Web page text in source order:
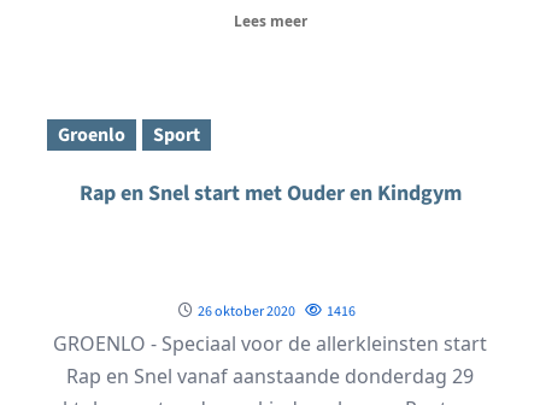
Lees meer
Groenlo Sport
Rap en Snel start met Ouder en Kindgym
26 oktober 2020 1416
GROENLO - Speciaal voor de allerkleinsten start
Rap en Snel vanaf aanstaande donderdag 29